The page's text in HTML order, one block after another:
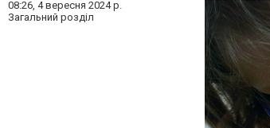
08:26, 4 вересня 2024 р.
Загальний розділ